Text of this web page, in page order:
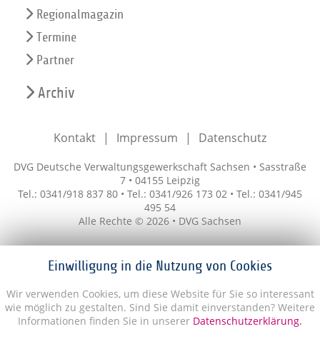
Einwilligung in die Nutzung von Cookies
Wir verwenden Cookies, um diese Website für Sie so interessant
wie möglich zu gestalten. Sind Sie damit einverstanden? Weitere
Informationen finden Sie in unserer Datenschutzerklärung.
Regionalmagazin
Termine
Partner
Archiv
Kontakt Impressum Datenschutz
DVG Deutsche Verwaltungsgewerkschaft Sachsen • Sasstraße
7 • 04155 Leipzig
Tel.: 0341/918 837 80 • Tel.: 0341/926 173 02 • Tel.: 0341/945
495 54
Alle Rechte © 2026 • DVG Sachsen